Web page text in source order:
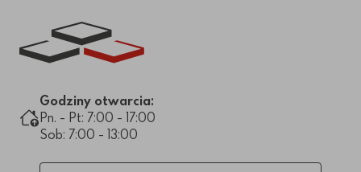
Link do strony głównej
Godziny otwarcia:
Pn. - Pt: 7:00 - 17:00
Sob: 7:00 - 13:00